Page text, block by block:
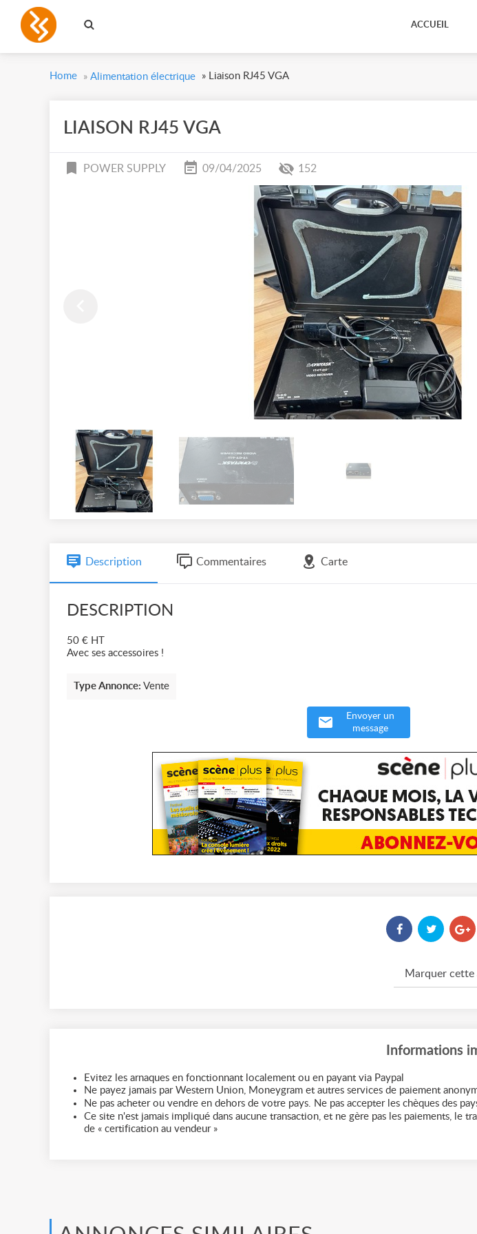
ACCUEIL
Home » Alimentation électrique » Liaison RJ45 VGA
LIAISON RJ45 VGA
POWER SUPPLY 09/04/2025 152
Description Commentaires Carte
DESCRIPTION
50 € HT
Avec ses accessoires !
Type Annonce: Vente
Envoyer un
message
Informations
Evitez les arnaques en fonctionnant localement ou en payant via Paypal
Ne payez jamais par Western Union, Moneygram et autres services de paiement
Ne pas acheter ou vendre en dehors de votre pays. Ne pas accepter les chèques des
Ce site n'est jamais impliqué dans aucune transaction, et ne gère pas les paiements, le
de « certification au vendeur »